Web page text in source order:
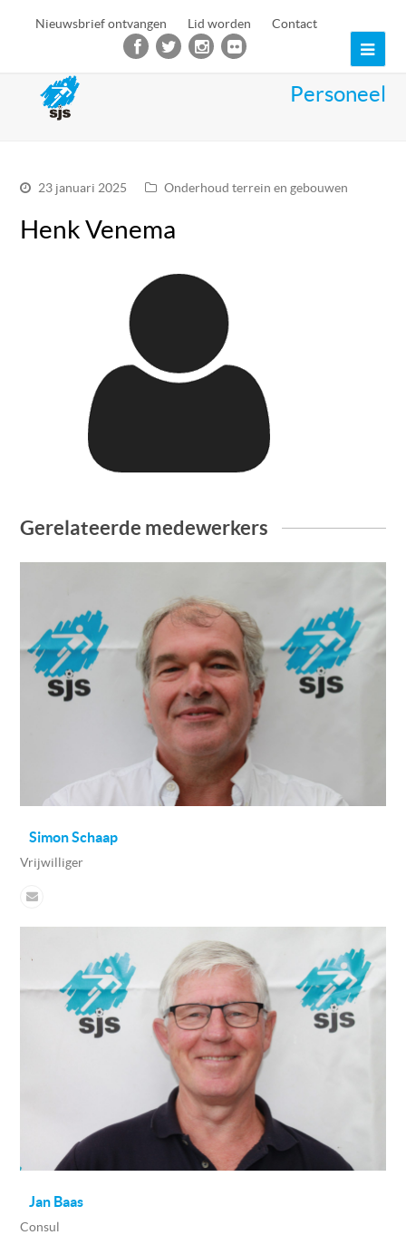
Nieuwsbrief ontvangen Lid worden Contact
Personeel
23 januari 2025 Onderhoud terrein en gebouwen
Henk Venema
Gerelateerde medewerkers
Simon Schaap
Vrijwilliger
Jan Baas
Consul